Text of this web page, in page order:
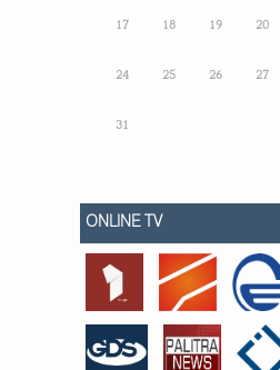
17 18 19 20
24 25 26 27
31
ONLINE TV